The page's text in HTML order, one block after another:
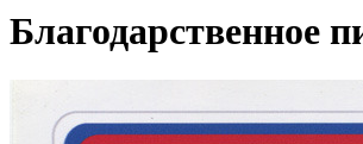
Благодарственное